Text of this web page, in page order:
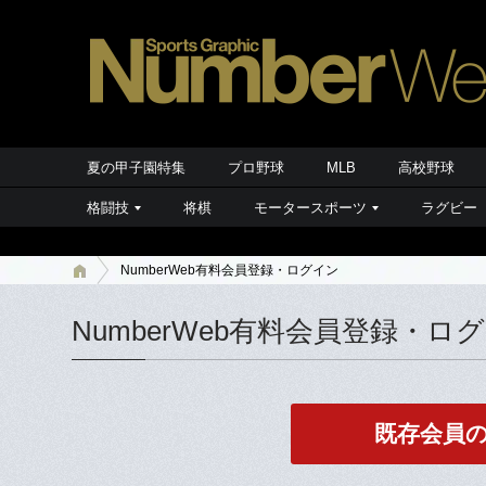
夏の甲子園特集 プロ野球 MLB 高校野球
格闘技 将棋 モータースポーツ ラグビー
NumberWeb有料会員登録・ログイン
NumberWeb有料会員登録・ロ
既存会員